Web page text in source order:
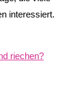
interessiert.
riechen?